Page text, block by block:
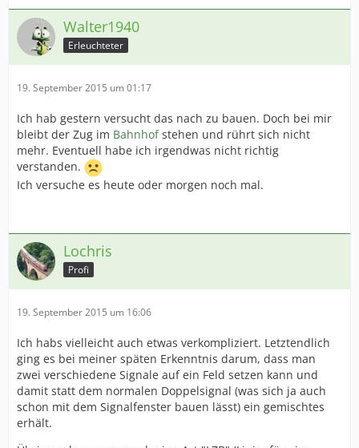
Walter1940
Erleuchteter
19. September 2015 um 01:17
Ich hab gestern versucht das nach zu bauen. Doch bei mir
bleibt der Zug im Bahnhofstehen und rührt sich nicht
mehr. Eventuell habe ich irgendwas nicht richtig
verstanden.
Ich versuche es heute oder morgen noch mal.
Lochris
Profi
19. September 2015 um 16:06
Ich habs vielleicht auch etwas verkompliziert. Letztendlich
ging es bei meiner späten Erkenntnis darum, dass man
zwei verschiedene Signale auf ein Feld setzen kann und
damit statt dem normalen Doppelsignal (was sich ja auch
schon mit dem Signalfenster bauen lässt) ein gemischtes
erhält.